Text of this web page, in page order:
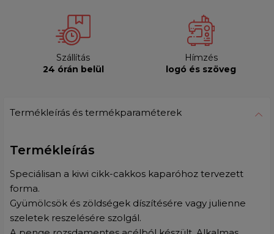
Szállítás
24 órán belül
Hímzés
logó és szöveg
Termékleírás és termékparaméterek
Termékleírás
Speciálisan a kiwi cikk-cakkos kaparóhoz tervezett
forma.
Gyümölcsök és zöldségek díszítésére vagy julienne
szeletek reszelésére szolgál.